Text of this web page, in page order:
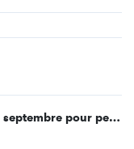
[La librairie Carenews] 6 livres à lire en septembre pour penser l’engagement